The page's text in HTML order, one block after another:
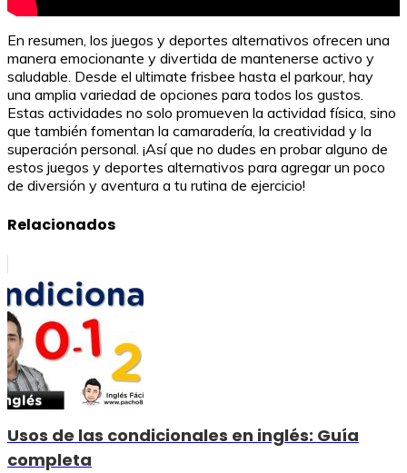
En resumen, los juegos y deportes alternativos ofrecen una
manera emocionante y divertida de mantenerse activo y
saludable. Desde el ultimate frisbee hasta el parkour, hay
una amplia variedad de opciones para todos los gustos.
Estas actividades no solo promueven la actividad física, sino
que también fomentan la camaradería, la creatividad y la
superación personal. ¡Así que no dudes en probar alguno de
estos juegos y deportes alternativos para agregar un poco
de diversión y aventura a tu rutina de ejercicio!
Relacionados
Usos de las condicionales en inglés: Guía
completa